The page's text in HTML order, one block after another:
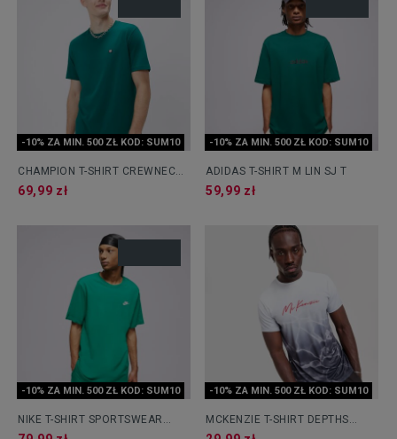
-10% ZA MIN. 500 ZŁ KOD: SUM10
CHAMPION T-SHIRT CREWNECK
TEE
69,99 zł
-10% ZA MIN. 500 ZŁ KOD: SUM10
ADIDAS T-SHIRT M LIN SJ T
59,99 zł
-10% ZA MIN. 500 ZŁ KOD: SUM10
NIKE T-SHIRT SPORTSWEAR
CLUB
-10% ZA MIN. 500 ZŁ KOD: SUM10
MCKENZIE T-SHIRT DEPTHS
FADE